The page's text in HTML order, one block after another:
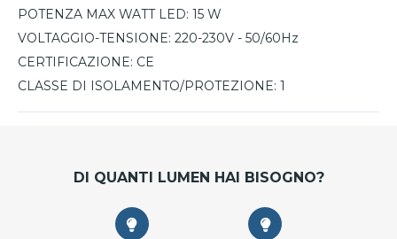
POTENZA MAX WATT LED: 15 W
VOLTAGGIO-TENSIONE: 220-230V - 50/60Hz
CERTIFICAZIONE: CE
CLASSE DI ISOLAMENTO/PROTEZIONE: 1
DI QUANTI LUMEN HAI BISOGNO?